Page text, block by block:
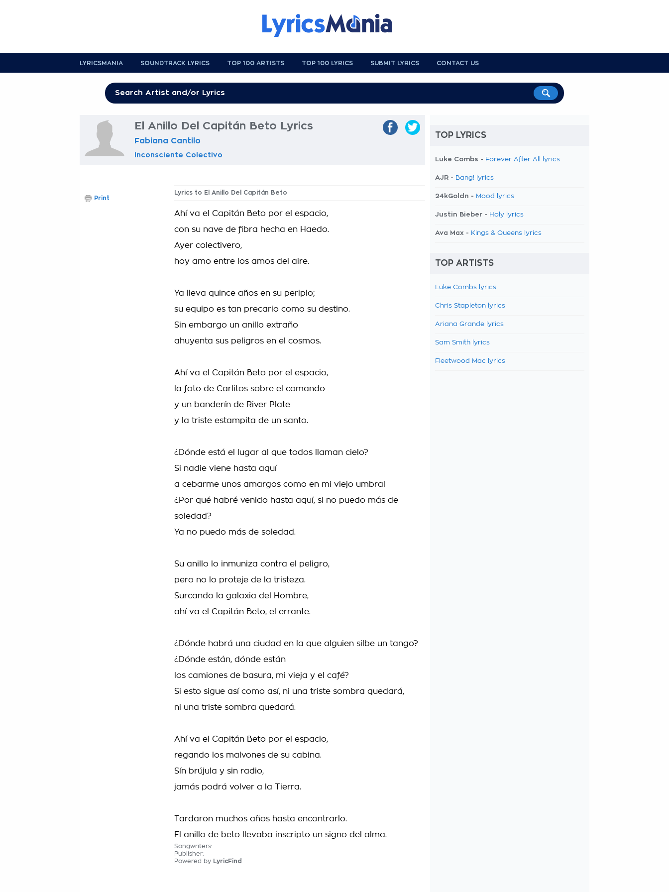
LYRICSMANIA SOUNDTRACK LYRICS TOP 100 ARTISTS TOP 100 LYRICS SUBMIT LYRICS CONTACT US
El Anillo Del Capitán Beto Lyrics
Fabiana Cantilo
Inconsciente Colectivo
Lyrics to El Anillo Del Capitán Beto
Ahí va el Capitán Beto por el espacio,
con su nave de fibra hecha en Haedo.
Ayer colectivero,
hoy amo entre los amos del aire.
Ya lleva quince años en su periplo;
su equipo es tan precario como su destino.
Sin embargo un anillo extraño
ahuyenta sus peligros en el cosmos.
Ahí va el Capitán Beto por el espacio,
la foto de Carlitos sobre el comando
y un banderín de River Plate
y la triste estampita de un santo.
¿Dónde está el lugar al que todos llaman cielo?
Si nadie viene hasta aquí
a cebarme unos amargos como en mi viejo umbral
¿Por qué habré venido hasta aquí, si no puedo más de
soledad?
Ya no puedo más de soledad.
Su anillo lo inmuniza contra el peligro,
pero no lo proteje de la tristeza.
Surcando la galaxia del Hombre,
ahí va el Capitán Beto, el errante.
¿Dónde habrá una ciudad en la que alguien silbe un tango?
¿Dónde están, dónde están
los camiones de basura, mi vieja y el café?
Si esto sigue así como así, ni una triste sombra quedará,
ni una triste sombra quedará.
Ahí va el Capitán Beto por el espacio,
regando los malvones de su cabina.
Sín brújula y sin radio,
jamás podrá volver a la Tierra.
Tardaron muchos años hasta encontrarlo.
El anillo de beto llevaba inscripto un signo del alma.
Songwriters:
Publisher:
Powered by LyricFind
Print
TOP LYRICS
Luke Combs - Forever After All lyrics
AJR - Bang! lyrics
24kGoldn - Mood lyrics
Justin Bieber - Holy lyrics
Ava Max - Kings & Queens lyrics
TOP ARTISTS
Luke Combs lyrics
Chris Stapleton lyrics
Ariana Grande lyrics
Sam Smith lyrics
Fleetwood Mac lyrics